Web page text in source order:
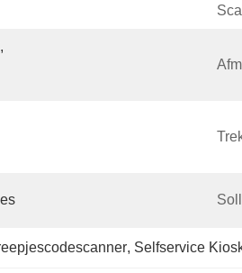
, Selfservice